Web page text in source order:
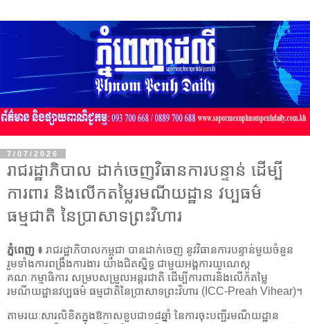
7/07/2026
រាជរដ្ឋាភិបាល ដាក់ចេញវិធានការបន្ទាន់ ដើម្បី
ការពារ និងលើកតម្លៃរមណីយដ្ឋាន វប្បធម៌
ធម្មជាតិ នៃប្រាសាទព្រះវិហារ
ភ្នំពេញ ៖ រាជរដ្ឋាភិបាលកម្ពុជា បានដាក់ចេញ នូវវិធានការបន្ទាន់មួយចំនួន
រួមទាំងការពង្រឹងការងារ យ៉ាងជិតស្និទ្ធ ជាមួយអង្គការយូណេស្កូ
គណៈកម្មាធិការ សម្របសម្រួលអន្តរជាតិ ដើម្បីការពារនិងលើកតម្លៃ
រមណីយដ្ឋានវប្បធម៌ ធម្មជាតិនៃប្រាសាទព្រះវិហារ (ICC-Preah Vihear)។
តាមរយៈសារលិខិតក្នុងឱកាសខួបជា១៨ឆ្នាំ នៃការចុះបញ្ជីរមណីយដ្ឋាន